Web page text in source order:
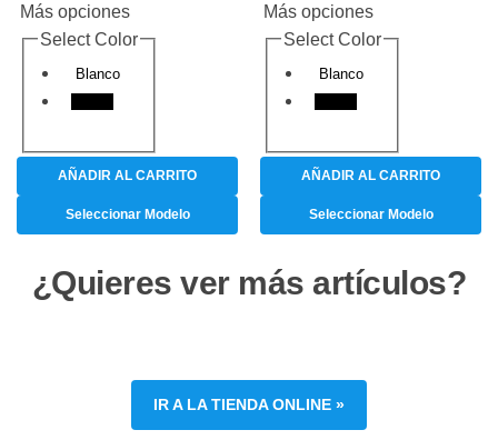
Más opciones
Select Color
Blanco
AÑADIR AL CARRITO
Seleccionar Modelo
Más opciones
Select Color
Blanco
AÑADIR AL CARRITO
Seleccionar Modelo
¿Quieres ver más artículos?
IR A LA TIENDA ONLINE »